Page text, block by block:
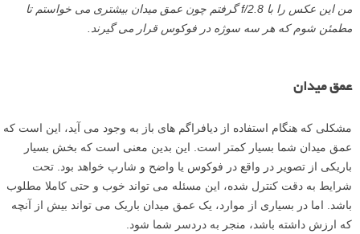
من این عکس را با f/2.8 گرفتم چون عمق میدان بیشتری می خواستم تا
مطمئن شوم که هر سه سوژه در فوکوس قرار می گیرند.
عمق میدان
مشکلی که هنگام استفاده از دیافراگم های باز به وجود می آید، این است که
عمق میدان شما بسیار کمتر است. این بدین معنی است که بخش بسیار
باریکی از تصویر در واقع در فوکوس یا واضح و شارپ خواهد بود. تحت
شرایط به دقت کنترل شده، این مسئله می تواند خوب و حتی کاملا مطلوب
باشد. اما در بسیاری از موارد، یک عمق میدان باریک می تواند بیش از آنچه
که ارزش داشته باشد، منجر به دردسر شما شود.